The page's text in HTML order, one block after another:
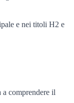
e nei titoli H2 e
comprendere il